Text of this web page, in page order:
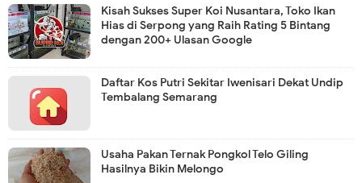
Kisah Sukses Super Koi Nusantara, Toko Ikan
Hias di Serpong yang Raih Rating 5 Bintang
dengan 200+ Ulasan Google
Daftar Kos Putri Sekitar Iwenisari Dekat Undip
Tembalang Semarang
Usaha Pakan Ternak Pongkol Telo Giling
Hasilnya Bikin Melongo